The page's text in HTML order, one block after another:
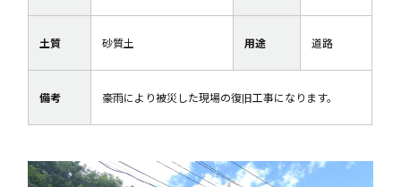
土質 砂質土 用途 道路
備考 豪雨により被災した現場の復旧工事になります。